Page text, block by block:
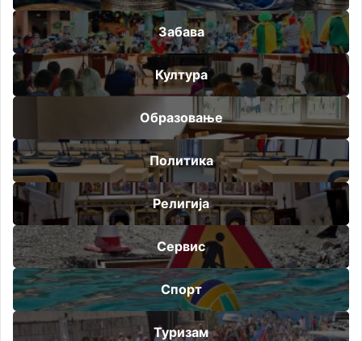
Забава
Култура
Образовање
Политика
Религија
Сервис
Спорт
Туризам